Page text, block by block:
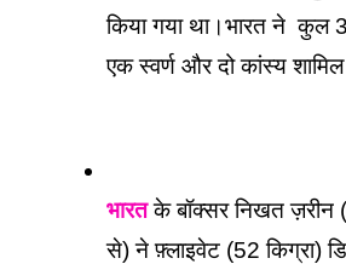
किया गया था।भारत ने
एक स्वर्ण और दो कांस्य
भारत के बॉक्सर निखत ज़रीन
से) ने फ़्लाइवेट (52 किग्रा)